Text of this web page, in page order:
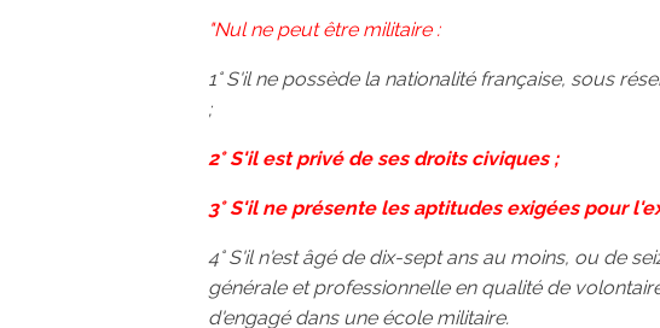
"Nul ne peut être militaire :
1° S'il ne possède la nationalité française, sous
;
2° S'il est privé de ses droits civiques ;
3° S'il ne présente les aptitudes exigées pour
4° S'il n'est âgé de dix-sept ans au moins, ou de
générale et professionnelle en qualité de
d'engagé dans une école militaire.